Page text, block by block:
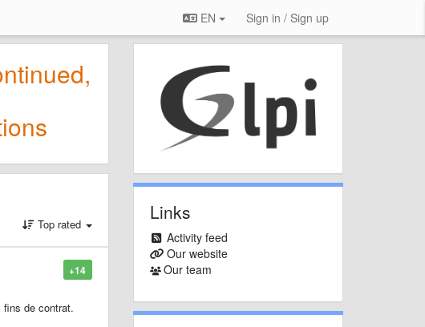
EN Sign in / Sign up
Top rated
+14
fins de contrat.
Links
Activity feed
Our website
Our team